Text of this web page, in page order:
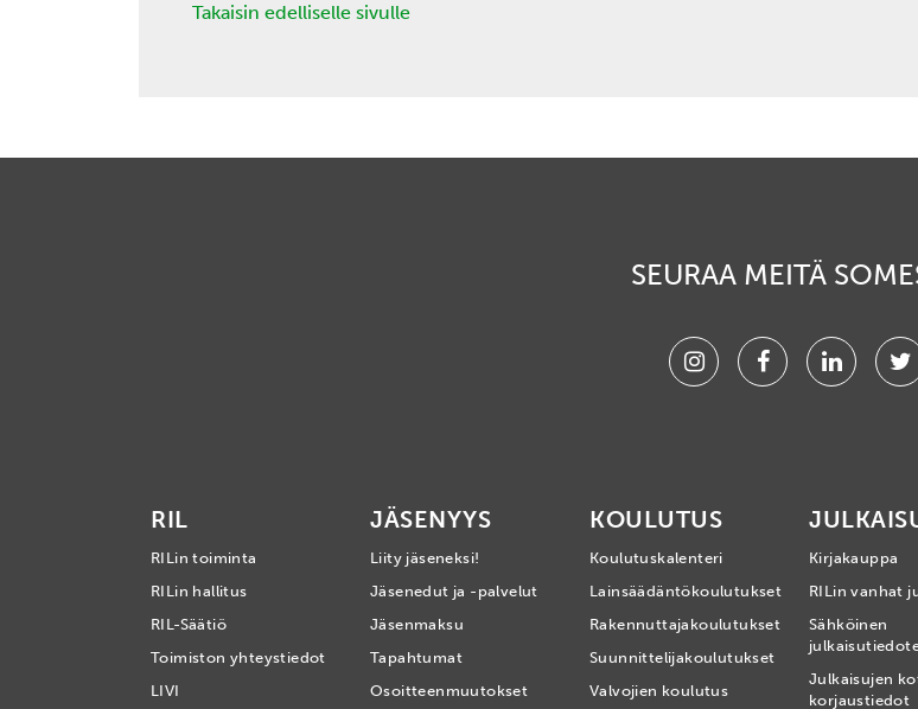
Takaisin edelliselle sivulle
SEURAA MEITÄ
InstagramFacebookLinkedin
RIL
RILin toiminta
RILin hallitus
RIL-Säätiö
Toimiston yhteystiedot
LIVI
JÄSENYYS
Liity jäseneksi!
Jäsenedut ja -palvelut
Jäsenmaksu
Tapahtumat
Osoitteenmuutokset
KOULUTUS
Koulutuskalenteri
Lainsäädäntökoulutukset
Rakennuttajakoulutukset
Suunnittelijakoulutukset
Valvojien koulutus
Kirjakauppa
RILin vanhat
Sähköinen
Julkaisujen
korjaustiedot